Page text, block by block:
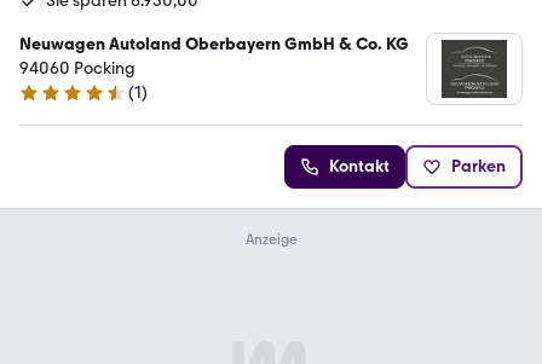
Neuwagen Autoland Oberbayern GmbH & Co. KG
94060 Pocking
4.7 Sterne
(1)
Kontakt Parken